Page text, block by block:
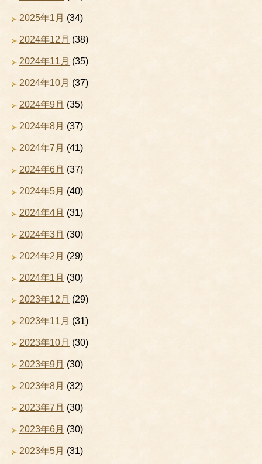
2025年1月 (34)
2024年12月 (38)
2024年11月 (35)
2024年10月 (37)
2024年9月 (35)
2024年8月 (37)
2024年7月 (41)
2024年6月 (37)
2024年5月 (40)
2024年4月 (31)
2024年3月 (30)
2024年2月 (29)
2024年1月 (30)
2023年12月 (29)
2023年11月 (31)
2023年10月 (30)
2023年9月 (30)
2023年8月 (32)
2023年7月 (30)
2023年6月 (30)
2023年5月 (31)